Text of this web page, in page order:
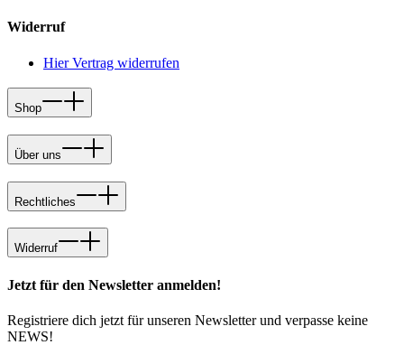
Widerruf
Hier Vertrag widerrufen
Shop
Über uns
Rechtliches
Widerruf
Jetzt für den Newsletter anmelden!
Registriere dich jetzt für unseren Newsletter und verpasse keine
NEWS!